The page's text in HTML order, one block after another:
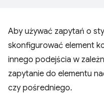
Aby używać zapytań o
skonfigurować element
innego podejścia w
zapytanie do elementu
czy pośredniego.